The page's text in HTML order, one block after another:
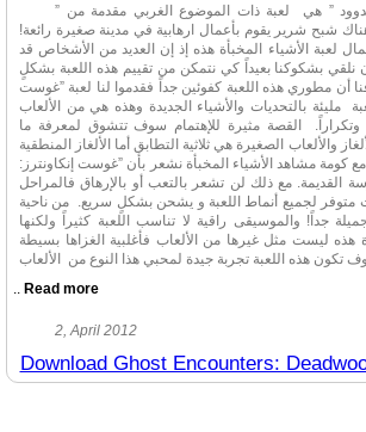
” هي لعبة ذات الموضوع الغربي مقدمة من ”
شبح شرير يقوم بأعمال ارهابية في مدينة صغيرة رائعة!
لعبة الأشياء المخبأة هذه إذ إن العديد من الأشخاص قد
نلقي بشكوكنا بعيداً كي نتمكن من تقييم هذه اللعبة بشكلٍ
أن مطوري هذه اللعبة كفوئين جداً فقدموا لنا لعبة ”غوست
مليئة بالتحديات والأشياء الجديدة وهذه هي من الألعاب
وتكراراً. القصة مثيرة للإهتمام سوف تتشوق لمعرفة ما
والألعاب الصغيرة هي ثلاثية التطابق أما الألغاز المنطقية
مع كومة مشاهد الأشياء المخبأة نشعر بأن ”غوست إنكاونترز:
القديمة. مع ذلك لن تشعر بالتعب أو بالإرهاق فالمراحل
متوفر لجميع أنماط اللعبة و يشحن بشكلٍ سريع. من ناحية
جداً! والموسيقى راقية لا تناسب اللعبة كثيراً ولكنها
هذه ليست مثل غيرها من الألعاب فأغلبية الغزاها بسيطة
Read more
” هي لعبة ذات الموضوع الغربي مقدمة من ”
لعبة الأشياء المخبأة هذه إذ إن العديد من الأشخاص قد
نلقي بشكوكنا بعيداً كي نتمكن من تقييم هذه اللعبة بشكلٍ
2, April 2012
Download Ghost Encounters: